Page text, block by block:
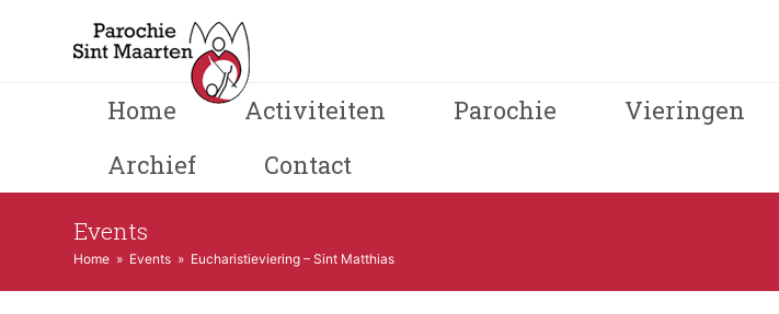
Home Activiteiten Parochie Vieringen
Archief
Contact
Events
Home » Events » Eucharistieviering – Sint Matthias